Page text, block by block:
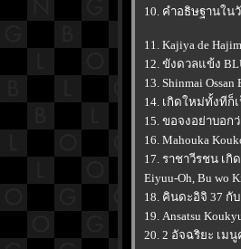
10. คำอธิษฐานใน
11. Kajiya de
12. ขังดวลแข้ง
13. Shinmai
14. เกิดใหม่ทั้งทีก็เ
15. ขอจงอย่าบอกว่
16. Mahouka
17. ราชาวีรชน เ
Eiyuu-Oh, Bu wo
18. คินดะอิจิ 37 กั
19. Ansatsu
20. 2 อัจฉริยะ เม